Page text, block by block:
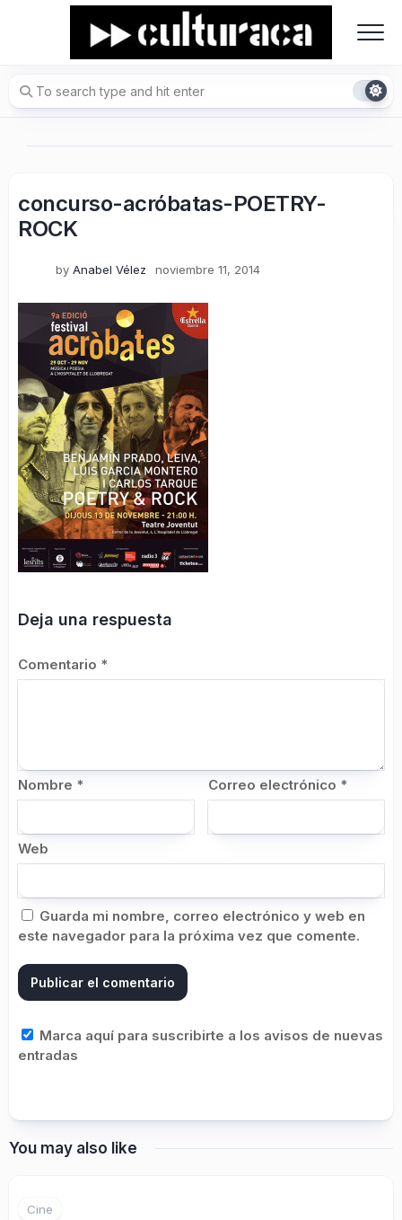
concurso-acróbatas-POETRY-
ROCK
by Anabel Vélez noviembre 11, 2014
Deja una respuesta
Comentario *
Nombre * Correo electrónico *
Web
Guarda mi nombre, correo electrónico y web en
este navegador para la próxima vez que comente.
Marca aquí para suscribirte a los avisos de nuevas
entradas
You may also like
Cine